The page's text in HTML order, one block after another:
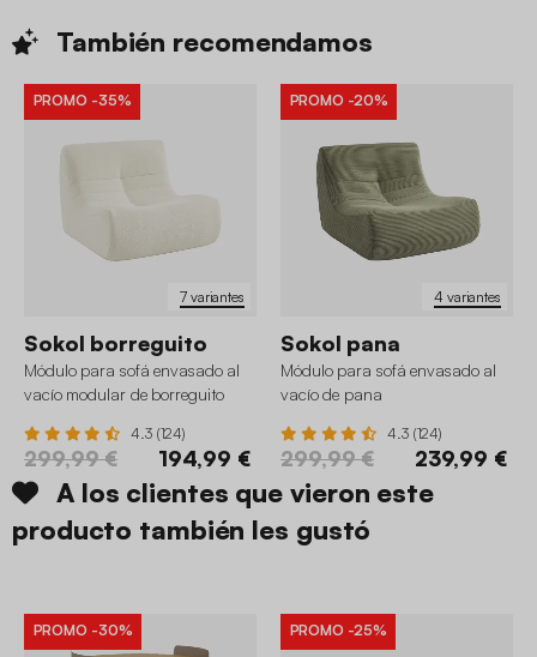
También recomendamos
7 variantes
PROMO -35%
Sokol borreguito
Módulo para sofá envasado al
vacío modular de borreguito
4.3 (124)
299,99 € 194,99 €
4 variantes
PROMO -20%
Sokol pana
Módulo para sofá envasado al
vacío de pana
4.3 (124)
299,99 € 239,99 €
A los clientes que vieron este
producto también les gustó
PROMO -30% PROMO -25%